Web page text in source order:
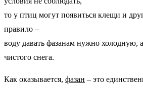
то у птиц могут появиться клещи и
правило –
воду давать фазанам нужно холодную,
чистого снега.
Как оказывается, фазан – это